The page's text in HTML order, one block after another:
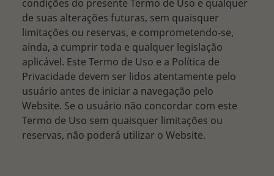
condições do presente Termo de Uso e qualquer
de suas alterações futuras, sem quaisquer
limitações ou reservas, e comprometendo-se,
ainda, a cumprir toda e qualquer legislação
aplicável. Este Termo de Uso e a Política de
Privacidade devem ser lidos atentamente pelo
usuário antes de iniciar a navegação pelo
Website. Se o usuário não concordar com este
Termo de Uso sem quaisquer limitações ou
reservas, não poderá utilizar o Website.